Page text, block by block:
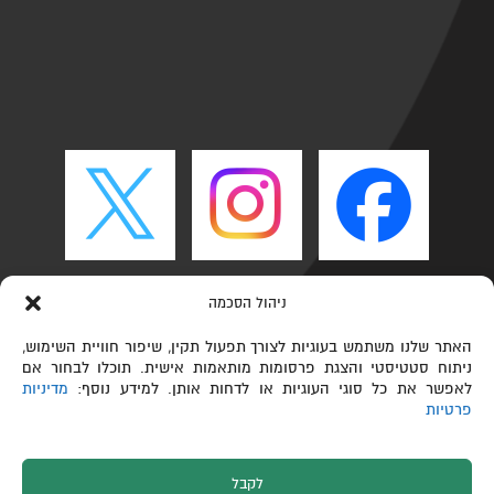
ניהול הסכמה
האתר שלנו משתמש בעוגיות לצורך תפעול תקין, שיפור חוויית השימוש,
ניתוח סטטיסטי והצגת פרסומות מותאמות אישית. תוכלו לבחור אם
לאפשר את כל סוגי העוגיות או לדחות אותן. למידע נוסף: מדיניות
פרטיות
לקבל